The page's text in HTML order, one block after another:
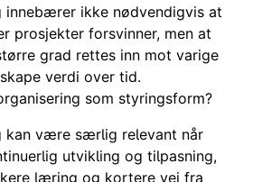
innebærer ikke nødvendigvis at
prosjekter forsvinner, men at
grad rettes inn mot varige
verdi over tid.
som styringsform?
kan være særlig relevant når
utvikling og tilpasning,
læring og kortere vei fra